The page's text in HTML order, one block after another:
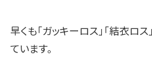
早くも「ガッキーロス」「結衣ロ
ています。